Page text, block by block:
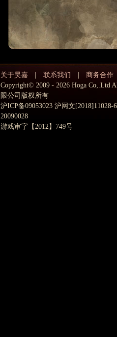
关于昊嘉 | 联系我们 | 商务合作
Copyright© 2009 - 2026 Hoga Co,.Ltd
限公司版权所有
沪ICP备09053023 沪网文
20090028
游戏审字【2012】749号